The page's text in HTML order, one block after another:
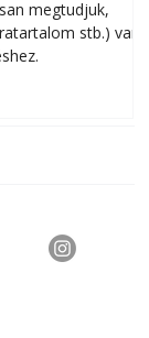
megtudjuk,
stb.) van